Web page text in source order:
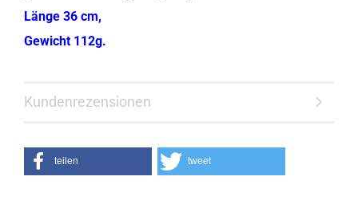
Länge 36 cm,
Gewicht 112g.
Kundenrezensionen
teilen tweet